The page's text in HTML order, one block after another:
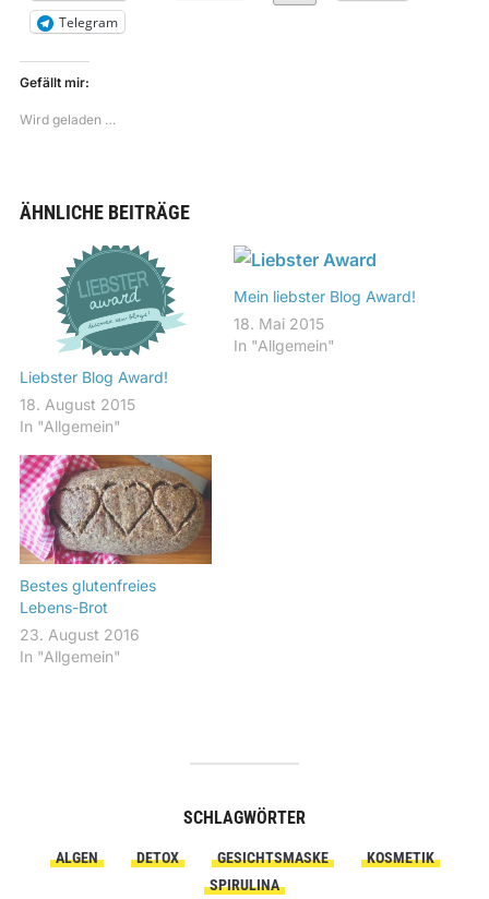
Telegram
Gefällt mir:
Wird geladen …
ÄHNLICHE BEITRÄGE
Liebster Blog Award!
18. August 2015
In "Allgemein"
Mein liebster Blog Award!
18. Mai 2015
In "Allgemein"
Bestes glutenfreies
Lebens-Brot
23. August 2016
In "Allgemein"
SCHLAGWÖRTER
ALGEN DETOX GESICHTSMASKE
KOSMETIK
SPIRULINA